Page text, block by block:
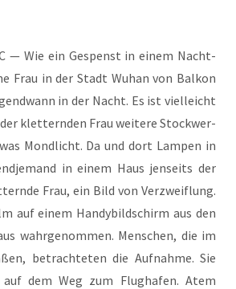
— Wie ein Gespenst in einem Nacht­
Frau in der Stadt Wuhan von Bal­kon
in der Nacht. Es ist viel­leicht
der klet­tern­den Frau wei­te­re Stock­wer­
Mond­licht. Da und dort Lam­pen in
in einem Haus jen­seits der
Frau, ein Bild von Ver­zweif­lung.
auf einem Han­dy­bild­schirm aus den
wahr­ge­nom­men. Men­schen, die im
betrach­te­ten die Auf­nah­me. Sie
dem Weg zum Flug­ha­fen. Atem